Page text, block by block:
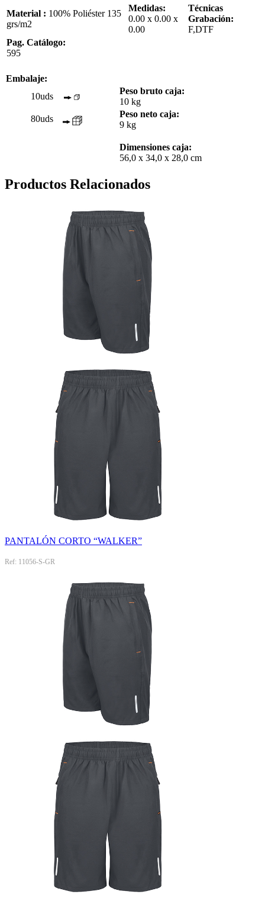
Material : 100% Poliéster 135
grs/m2
Medidas:
0.00 x 0.00 x
0.00
Técnicas
Grabación:
F,DTF
Pag. Catálogo:
595
Embalaje:
10uds
Peso bruto caja:
10 kg
80uds
Peso neto caja:
9 kg
Dimensiones caja:
56,0 x 34,0 x 28,0 cm
Productos Relacionados
PANTALÓN CORTO “WALKER”
Ref: 11056-S-GR